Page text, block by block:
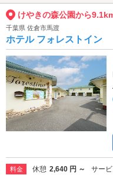
けやきの森公園から
千葉県 佐倉市馬渡
ホテル フォレストイン
料金 休憩 2,640 円 ～ サー